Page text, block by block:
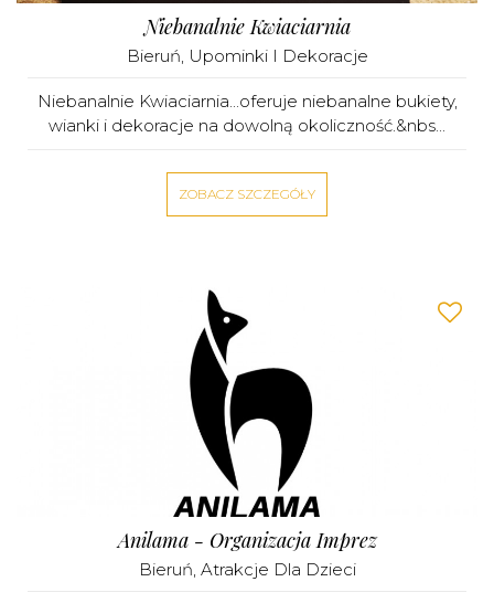
Niebanalnie Kwiaciarnia
Bieruń, Upominki I Dekoracje
Niebanalnie Kwiaciarnia...oferuje niebanalne bukiety,
wianki i dekoracje na dowolną okoliczność.&nbs...
ZOBACZ SZCZEGÓŁY
Anilama - Organizacja Imprez
Bieruń, Atrakcje Dla Dzieci